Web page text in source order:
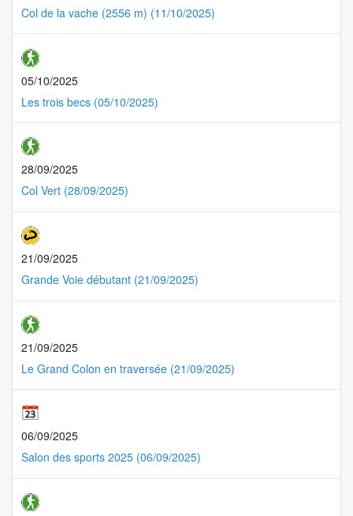
Col de la vache (2556 m) (11/10/2025)
05/10/2025
Les trois becs (05/10/2025)
28/09/2025
Col Vert (28/09/2025)
21/09/2025
Grande Voie débutant (21/09/2025)
21/09/2025
Le Grand Colon en traversée (21/09/2025)
06/09/2025
Salon des sports 2025 (06/09/2025)